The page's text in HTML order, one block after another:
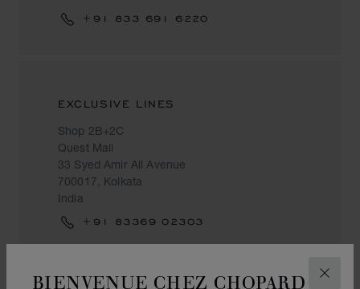
BIENVENUE CHEZ CHOPARD
+91 833 691 6220
EXCLUSIVE LINES
Shop 2B+2C
Quest Mall
33 Syed Amir All Avenue
700017, Kolkata
India
+91 83369 02303